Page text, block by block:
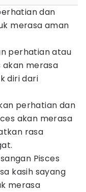
dan
merasa aman
perhatian atau
akan merasa
diri dari
perhatian dan
akan merasa
rasa
Pisces
kasih sayang
merasa